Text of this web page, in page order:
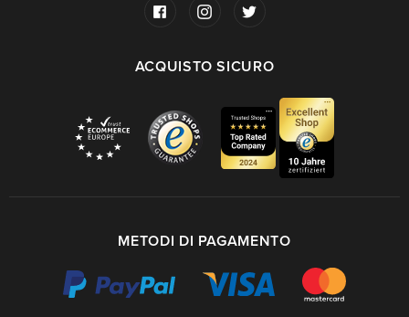
ACQUISTO SICURO
METODI DI PAGAMENTO